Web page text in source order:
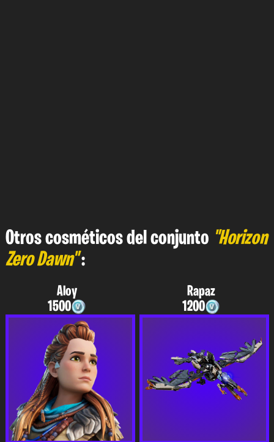
Otros cosméticos del conjunto "Horizon
Zero Dawn":
Aloy
1500
Rapaz
1200